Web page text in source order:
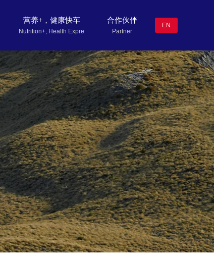
Nutrition+, Health Express Partner
EN
营养+，健康快车 合作伙伴